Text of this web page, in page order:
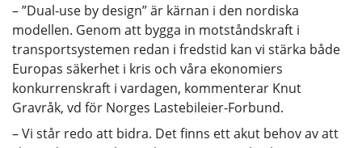
– ”Dual-use by design” är kärnan i den nordiska
modellen. Genom att bygga in motståndskraft i
transportsystemen redan i fredstid kan vi stärka både
Europas säkerhet i kris och våra ekonomiers
konkurrenskraft i vardagen, kommenterar Knut
Gravråk, vd för Norges Lastebileier-Forbund.
– Vi står redo att bidra. Det finns ett akut behov av att